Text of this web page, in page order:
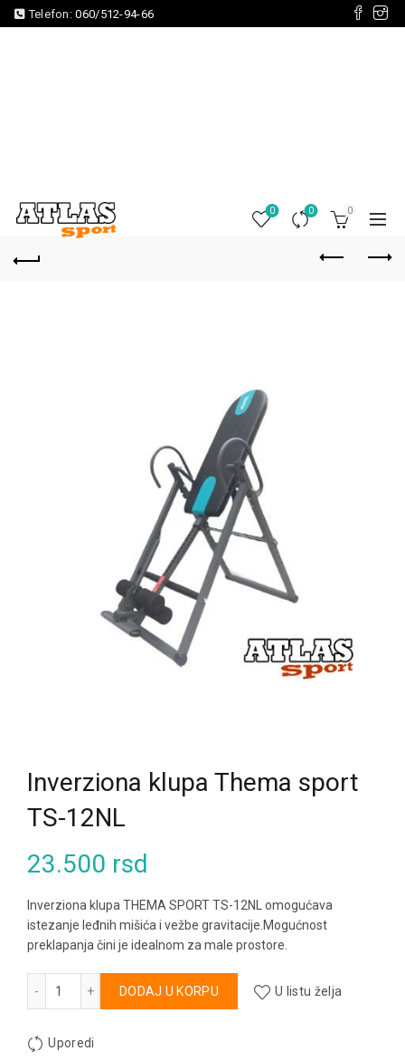
Telefon:060/512-94-66
0 0 0
Inverziona klupa Thema sport
TS-12NL
23.500 rsd
Inverziona klupa THEMA SPORT TS-12NL omogućava
istezanje leđnih mišića i vežbe gravitacije.Mogućnost
preklapanja čini je idealnom za male prostore.
Inverziona klupa Thema sport TS-12NL količina
DODAJ U KORPU
Alternative:
U listu želja
Uporedi